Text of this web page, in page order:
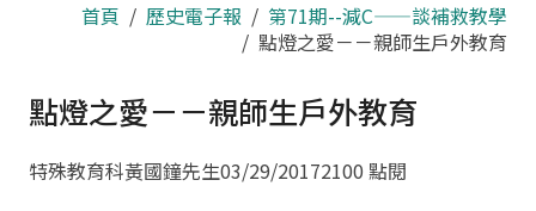
首頁 歷史電子報
第71期--減C——談補救教學
點燈之愛－－親師生戶外教育
點燈之愛－－親師生戶外教育
特殊教育科黃國鐘先生03/29/20172100 點閱